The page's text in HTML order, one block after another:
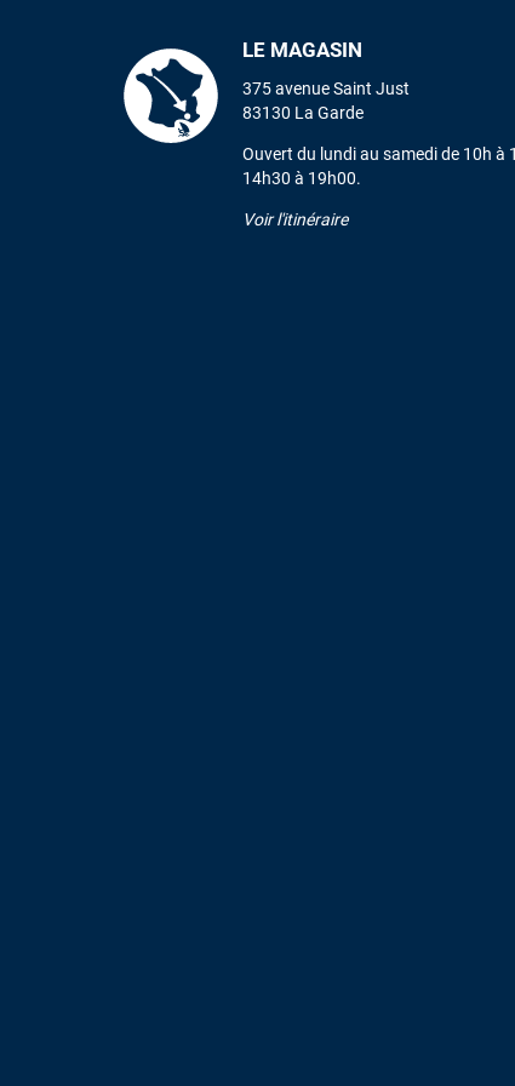
LE MAGASIN
375 avenue Saint Just
83130 La Garde
Ouvert du lundi au samedi de 10h à
14h30 à 19h00.
Voir l'itinéraire